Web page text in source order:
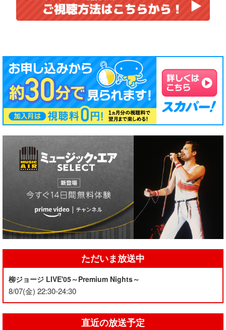
ただいま放送中
柳ジョージ LIVE'05～Premium Nights～
8/07(金) 22:30-24:30
直近の放送予定